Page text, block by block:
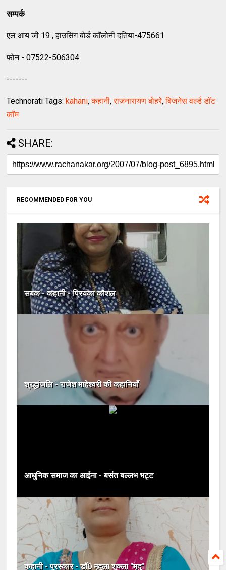
सम्पर्क
एल आय जी 19 , हाउसिंग बोर्ड कॉलोनी दतिया-475661
फोन - 07522-506304
-------
Technorati Tags:kahani,कहानी,राजनारायण बोहरे,बिजनेस वर्ल्ड डॉट
कॉम
SHARE:
RECOMMENDED FOR YOU
सबक - कहानी - प्रियंका कौशल
श्रद्धांजलि - राजेश माहेश्वरी की कहानियाँ
आधुनिक समाज का आईना - बसंत बल्लभ भट्ट
कहानी - पुरस्कार - डॉ0 मृदुला शुक्ला "मृदु"